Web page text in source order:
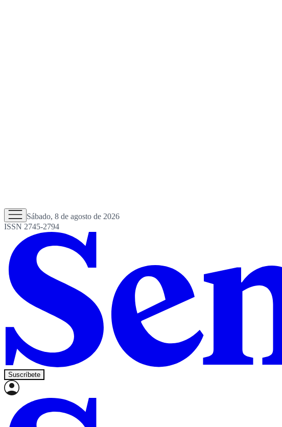
Sábado, 8 de agosto de 2026
ISSN 2745-2794
Suscríbete